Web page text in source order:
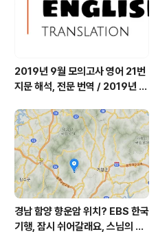
장 임분노미 할머니
2019년 9월 모의고사 영어 21번
지문 해석, 전문 번역 / 2019년 9
역, 평가원 2019년 고3 9월 영어
영역 외국어영역 전문 해석, Engli
sh to Korean translation
경남 함양 향운암 위치? EBS 한국
기행, 잠시 쉬어갈래요, 스님의 어